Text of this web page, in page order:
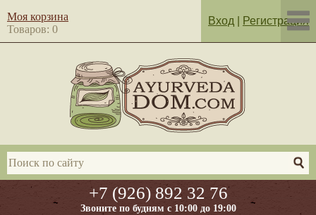
+7 (926) 892 32 76
Звоните по будням с 10:00 до 19:00
Моя корзина
Товаров: 0
Вход Регистрация